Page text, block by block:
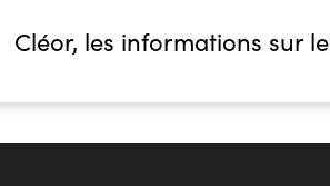
Cléor, les informations sur